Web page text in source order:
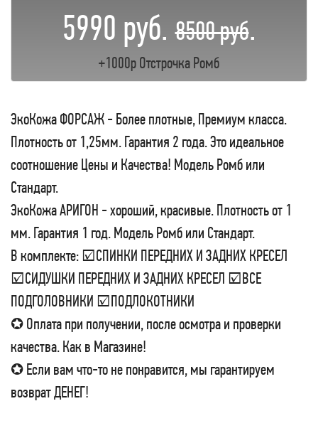
5990 руб.8500 руб.
+1000р Отстрочка Ромб
ЭкоКожа ФОРСАЖ - Более плотные, Премиум класса.
Плотность от 1,25мм. Гарантия 2 года. Это идеальное
соотношение Цены и Качества! Модель Ромб или
Стандарт.
ЭкоКожа АРИГОН - хороший, красивые. Плотность от 1
мм. Гарантия 1 год. Модель Ромб или Стандарт.
В комплекте: ☑СПИНКИ ПЕРЕДНИХ И ЗАДНИХ КРЕСЕЛ
☑СИДУШКИ ПЕРЕДНИХ И ЗАДНИХ КРЕСЕЛ ☑ВСЕ
ПОДГОЛОВНИКИ ☑ПОДЛОКОТНИКИ
✪ Оплата при получении, после осмотра и проверки
качества. Как в Магазине!
✪ Если вам что-то не понравится, мы гарантируем
возврат ДЕНЕГ!